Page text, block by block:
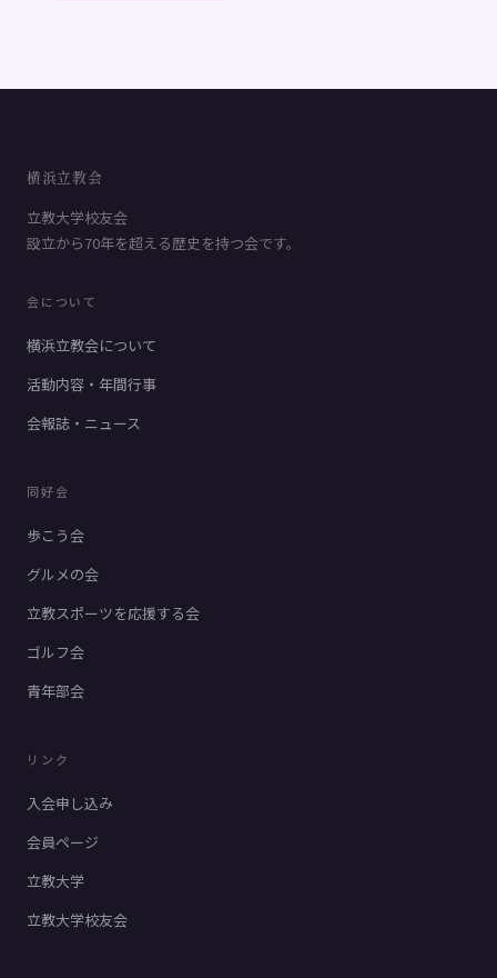
横浜立教会
立教大学校友会
設立から70年を超える歴史を持つ会です。
会について
横浜立教会について
活動内容・年間行事
会報誌・ニュース
同好会
歩こう会
グルメの会
立教スポーツを応援する会
ゴルフ会
青年部会
リンク
入会申し込み
会員ページ
立教大学
立教大学校友会